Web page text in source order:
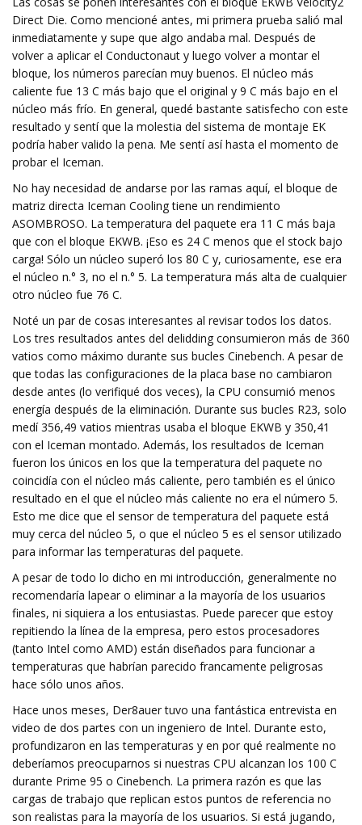
Direct Die. Como mencioné antes, mi primera prueba salió mal
inmediatamente y supe que algo andaba mal. Después de
volver a aplicar el Conductonaut y luego volver a montar el
bloque, los números parecían muy buenos. El núcleo más
caliente fue 13 C más bajo que el original y 9 C más bajo en el
núcleo más frío. En general, quedé bastante satisfecho con este
resultado y sentí que la molestia del sistema de montaje EK
podría haber valido la pena. Me sentí así hasta el momento de
probar el Iceman.
No hay necesidad de andarse por las ramas aquí, el bloque de
matriz directa Iceman Cooling tiene un rendimiento
ASOMBROSO. La temperatura del paquete era 11 C más baja
que con el bloque EKWB. ¡Eso es 24 C menos que el stock bajo
carga! Sólo un núcleo superó los 80 C y, curiosamente, ese era
el núcleo n.° 3, no el n.° 5. La temperatura más alta de cualquier
otro núcleo fue 76 C.
Noté un par de cosas interesantes al revisar todos los datos.
Los tres resultados antes del delidding consumieron más de 360
​​vatios como máximo durante sus bucles Cinebench. A pesar de
que todas las configuraciones de la placa base no cambiaron
desde antes (lo verifiqué dos veces), la CPU consumió menos
energía después de la eliminación. Durante sus bucles R23, solo
medí 356,49 vatios mientras usaba el bloque EKWB y 350,41
con el Iceman montado. Además, los resultados de Iceman
fueron los únicos en los que la temperatura del paquete no
coincidía con el núcleo más caliente, pero también es el único
resultado en el que el núcleo más caliente no era el número 5.
Esto me dice que el sensor de temperatura del paquete está
muy cerca del núcleo 5, o que el núcleo 5 es el sensor utilizado
para informar las temperaturas del paquete.
A pesar de todo lo dicho en mi introducción, generalmente no
recomendaría lapear o eliminar a la mayoría de los usuarios
finales, ni siquiera a los entusiastas. Puede parecer que estoy
repitiendo la línea de la empresa, pero estos procesadores
(tanto Intel como AMD) están diseñados para funcionar a
temperaturas que habrían parecido francamente peligrosas
hace sólo unos años.
Hace unos meses, Der8auer tuvo una fantástica entrevista en
video de dos partes con un ingeniero de Intel. Durante esto,
profundizaron en las temperaturas y en por qué realmente no
deberíamos preocuparnos si nuestras CPU alcanzan los 100 C
durante Prime 95 o Cinebench. La primera razón es que las
cargas de trabajo que replican estos puntos de referencia no
son realistas para la mayoría de los usuarios. Si está jugando,